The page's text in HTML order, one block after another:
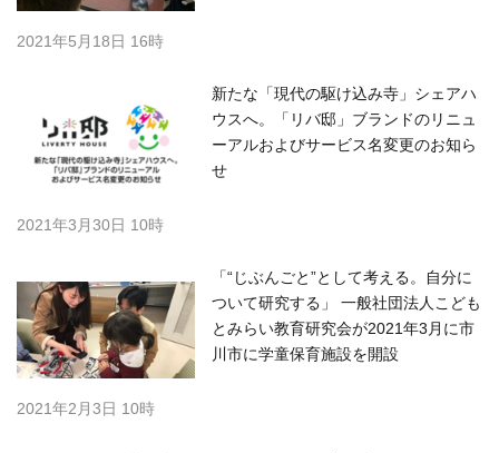
2021年5月18日 16時
新たな「現代の駆け込み寺」シェアハ
ウスへ。「リバ邸」ブランドのリニュ
ーアルおよびサービス名変更のお知ら
せ
2021年3月30日 10時
「“じぶんごと”として考える。自分に
ついて研究する」 一般社団法人こども
とみらい教育研究会が2021年3月に市
川市に学童保育施設を開設
2021年2月3日 10時